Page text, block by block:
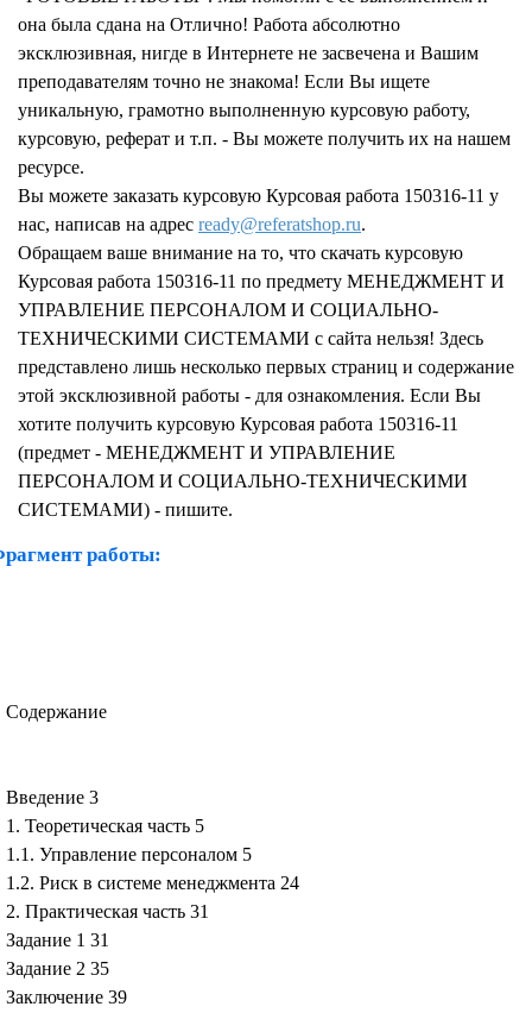
она была сдана на Отлично! Работа абсолютно
эксклюзивная, нигде в Интернете не засвечена и Вашим
преподавателям точно не знакома! Если Вы ищете
уникальную, грамотно выполненную курсовую работу,
курсовую, реферат и т.п. - Вы можете получить их на нашем
ресурсе.
Вы можете заказать курсовую Курсовая работа 150316-11 у
нас, написав на адрес ready@referatshop.ru.
Обращаем ваше внимание на то, что скачать курсовую
Курсовая работа 150316-11 по предмету МЕНЕДЖМЕНТ И
УПРАВЛЕНИЕ ПЕРСОНАЛОМ И СОЦИАЛЬНО-
ТЕХНИЧЕСКИМИ СИСТЕМАМИ с сайта нельзя! Здесь
представлено лишь несколько первых страниц и содержание
этой эксклюзивной работы - для ознакомления. Если Вы
хотите получить курсовую Курсовая работа 150316-11
(предмет - МЕНЕДЖМЕНТ И УПРАВЛЕНИЕ
ПЕРСОНАЛОМ И СОЦИАЛЬНО-ТЕХНИЧЕСКИМИ
СИСТЕМАМИ) - пишите.
работы:
Содержание
Введение 3
1. Теоретическая часть 5
1.1. Управление персоналом 5
1.2. Риск в системе менеджмента 24
2. Практическая часть 31
Задание 1 31
Задание 2 35
Заключение 39